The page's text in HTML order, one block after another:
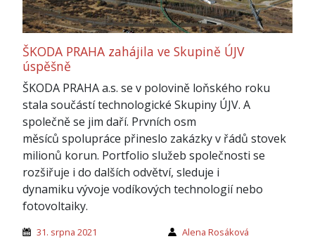
ŠKODA PRAHA zahájila ve Skupině ÚJV
úspěšně
ŠKODA PRAHA a.s. se v polovině loňského roku
stala součástí technologické Skupiny ÚJV. A
společně se jim daří. Prvních osm
měsíců spolupráce přineslo zakázky v řádů stovek
milionů korun. Portfolio služeb společnosti se
rozšiřuje i do dalších odvětví, sleduje i
dynamiku vývoje vodíkových technologií nebo
fotovoltaiky.
31. srpna 2021 Alena Rosáková